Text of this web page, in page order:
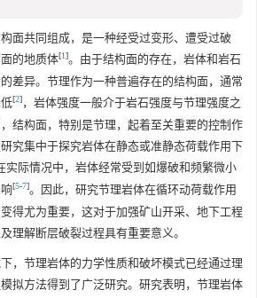
面共同组成，是一种经受过变形、遭受过破
的地质体[1]。由于结构面的存在，岩体和岩石
差异。节理作为一种普遍存在的结构面，通常
[2]，岩体强度一般介于岩石强度与节理强度之
结构面，特别是节理，起着至关重要的控制作
究集中于探究岩体在静态或准静态荷载作用下
实际情况中，岩体经常受到如爆破和频繁微小
[5-7]。因此，研究节理岩体在循环动荷载作用
得尤为重要，这对于加强矿山开采、地下工程
理解断层破裂过程具有重要意义。
，节理岩体的力学性质和破坏模式已经通过理
拟方法得到了广泛研究。研究表明，节理岩体